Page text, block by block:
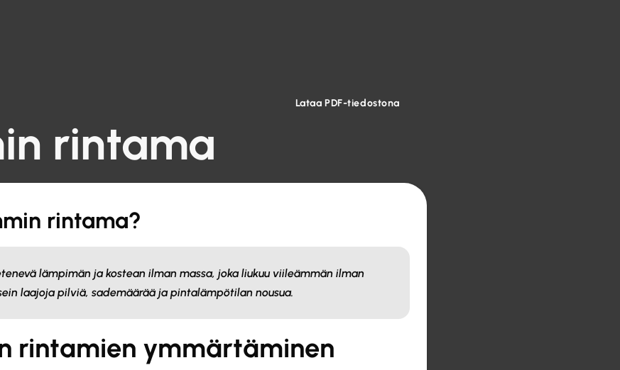
Lataa PDF-tiedostona
rintama
rintama?
lämpimän ja kostean ilman massa, joka liukuu viileämmän ilman
laajoja pilviä, sademäärää ja pintalämpötilan nousua.
rintamien ymmärtäminen